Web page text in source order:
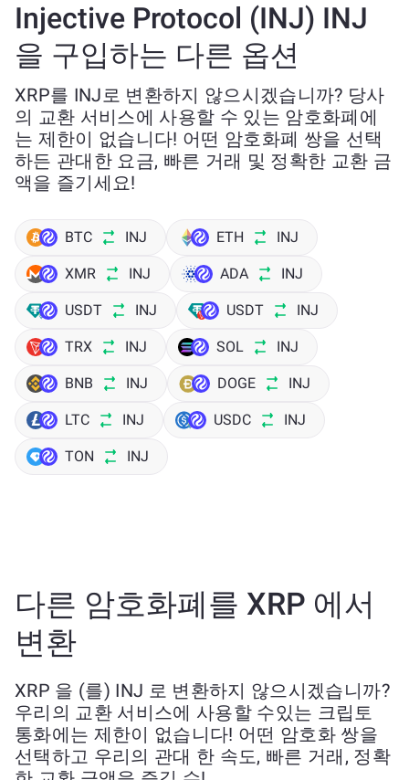
Injective Protocol (INJ) INJ
을 구입하는 다른 옵션
XRP를 INJ로 변환하지 않으시겠습니까? 당사
의 교환 서비스에 사용할 수 있는 암호화폐에
는 제한이 없습니다! 어떤 암호화폐 쌍을 선택
하든 관대한 요금, 빠른 거래 및 정확한 교환 금
액을 즐기세요!
BTC INJ ETH INJ
XMR INJ ADA INJ
USDT INJ USDT INJ
TRX INJ SOL INJ
BNB INJ DOGE INJ
LTC INJ USDC INJ
TON INJ
다른 암호화폐를 XRP 에서
변환
XRP 을 (를) INJ 로 변환하지 않으시겠습니까?
우리의 교환 서비스에 사용할 수있는 크립토
통화에는 제한이 없습니다! 어떤 암호화 쌍을
선택하고 우리의 관대 한 속도, 빠른 거래, 정확